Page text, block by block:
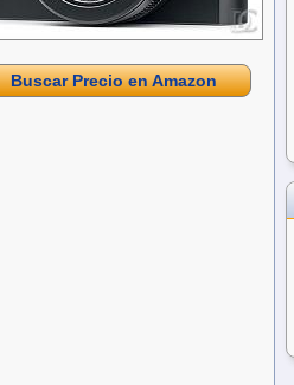
Buscar Precio en Amazon